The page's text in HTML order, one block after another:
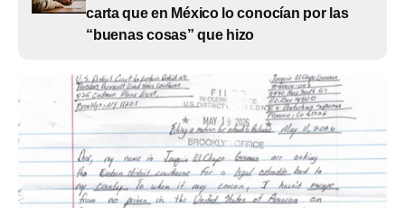
carta que en México lo conocían por las
“buenas cosas” que hizo